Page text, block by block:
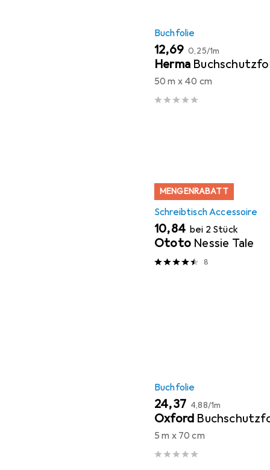
Buchfolie
EUR
12,69 EUR
0,25/1m
Herma
50 m x 40 cm
MENGENRABATT
Schreibtisch Accessoire
EUR
10,84 bei 2 Stück
Ototo Nessie Tale
8
Buchfolie
EUR
24,37 EUR
4,88/1m
Oxford
5 m x 70 cm